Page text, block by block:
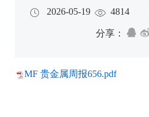
2026-05-19 4814
分享：
MF 贵金属周报656.pdf